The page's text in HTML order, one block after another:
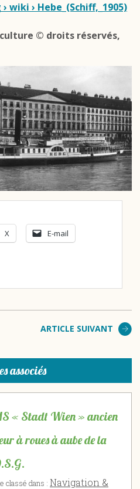
› wiki › Hebe_(Schiff,_1905)
© droits réservés,
X E-mail
ARTICLE SUIVANT
associés
« Stadt Wien » ancien
à roues à aube de la
classé dans : Navigation &